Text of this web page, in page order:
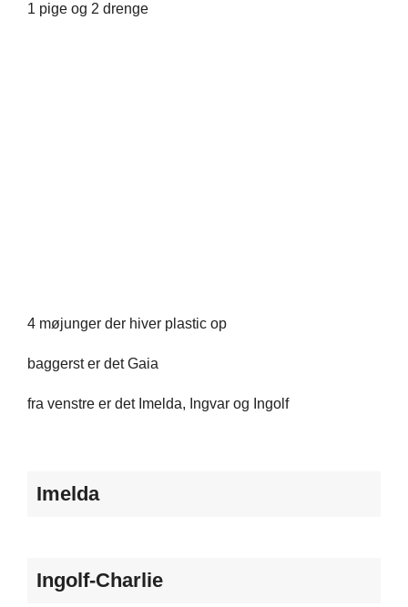
1 pige og 2 drenge
4 møjunger der hiver plastic op
baggerst er det Gaia
fra venstre er det Imelda, Ingvar og Ingolf​
Imelda
Ingolf-Charlie